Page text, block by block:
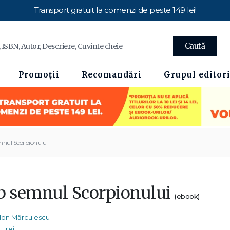
Transport gratuit la comenzi de peste 149 lei!
Caută
Promoții Recomandări Grupul
Scorpionului
semnul Scorpionului (ebook)
Mărculescu